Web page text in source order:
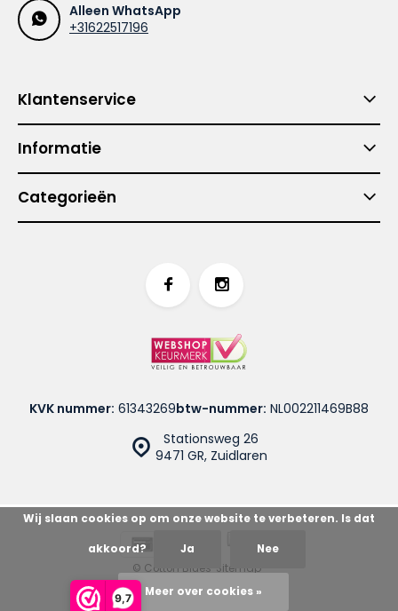
9,7
Alleen WhatsApp
+31622517196
Klantenservice
Informatie
Categorieën
Stationsweg 26
9471 GR, Zuidlaren
KVK nummer: 61343269btw-nummer: NL002211469B88
© Cotton Blues Sitemap
Wij slaan cookies op om onze website te verbeteren. Is dat
akkoord? Ja Nee
Meer over cookies »